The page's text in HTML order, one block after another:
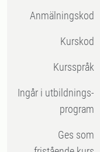
Anmälningskod
Kurskod
Kursspråk
Ingår i utbildnings-
program
Ges som